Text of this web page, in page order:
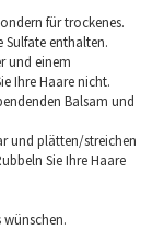
für trockenes.
enthalten.
und einem
Ihre Haare nicht.
Balsam und
und plätten/streichen
Sie Ihre Haare
wünschen.